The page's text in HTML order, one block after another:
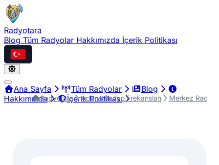
Radyotara
Blog Tüm Radyolar Hakkımızda İçerik Politikası
Türkçe
Ana Sayfa Tüm Radyolar
Blog
Hakkımızda
İçerik Politikası
Radyotara Adana Radyo Frekansları Merkez Radyo